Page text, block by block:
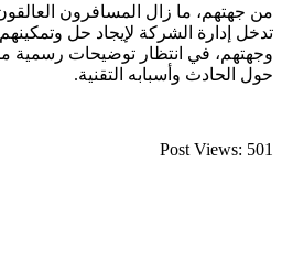
من جهتهم، ما زال المسافرون
تدخل إدارة الشركة لإيجاد حل
وجهتهم، في انتظار توضيحات رسمية
حول الحادث وأسبابه التقنية.
Post Views: 501